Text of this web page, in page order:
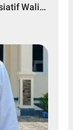
Wali